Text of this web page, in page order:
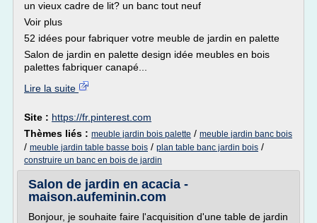
un vieux cadre de lit? un banc tout neuf
Voir plus
52 idées pour fabriquer votre meuble de jardin en palette
Salon de jardin en palette design idée meubles en bois
palettes fabriquer canapé...
Lire la suite
Site : https://fr.pinterest.com
Thèmes liés : meuble jardin bois palette / meuble jardin banc bois
/ meuble jardin table basse bois / plan table banc jardin bois /
construire un banc en bois de jardin
Salon de jardin en acacia -
maison.aufeminin.com
Bonjour, je souhaite faire l'acquisition d'une table de jardin